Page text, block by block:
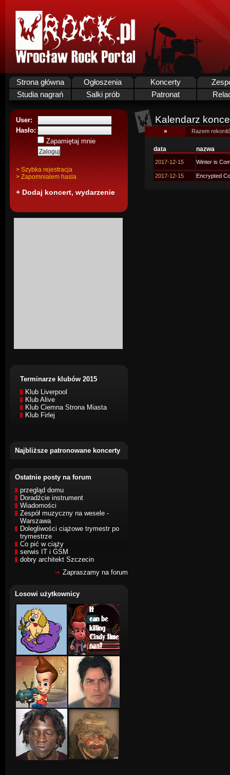
Strona główna Ogłoszenia Koncerty
Studia nagrań
Salki prób Patronat
User:
Hasło:
Zapamiętaj mnie
> Szybka rejestracja
> Zapomnialem hasla
+ Dodaj koncert, wydarzenie
Terminarze klubów 2015
Klub Liverpool
Klub Alive
Klub Ciemna Strona Miasta
Klub Firlej
Najbliższe patronowane koncerty
Ostatnie posty na forum
przegląd domu
Doradźcie instrument
Wiadomości
Zespół muzyczny na wesele -
Warszawa
Dolegliwości ciążowe trymestr po
trymestrze
Co pić w ciąży
serwis IT i GSM
dobry architekt Szczecin
Zapraszamy na forum
Losowi użytkownicy
Kalendarz
» Razem
data nazwa
2017-12-15 Winter is
2017-12-15 Encrypted